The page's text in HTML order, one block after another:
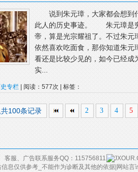
说到朱元璋，大家都会想到
此人的历史事迹。 朱元璋是
帝，算是光宗耀祖了。不过朱
依然喜欢吃面食，那你知道朱
看还是比较少见的，如今已经
实...
专栏 | 阅读：577次 | 标签：
100条记录 2 3 4 5
客服、广告联系服务QQ：115756811
信息仅供参考_不能作为诊断及其他的依据|网站